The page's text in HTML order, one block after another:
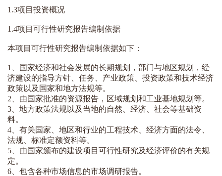
1.3项目投资概况
1.4项目可行性研究报告编制依据
本项目可行性研究报告编制依据如下：
1、国家经济和社会发展的长期规划，部门与地区规划，经
济建设的指导方针、任务、 产业政策 、投资政策和技术经济
政策以及国家和地方法规等。
2、由国家批准的资源报告，区域规划和工业基地规划等。
3、地方政策法规以及当地的自然、经济、社会等基础资
料。
4、有关国家、地区和行业的工程技术、经济方面的法令、
法规、标准定额资料等。
5、由国家颁布的建设项目可行性研究及经济评价的有关规
定。
6、包含各种市场信息的市场调研报告。